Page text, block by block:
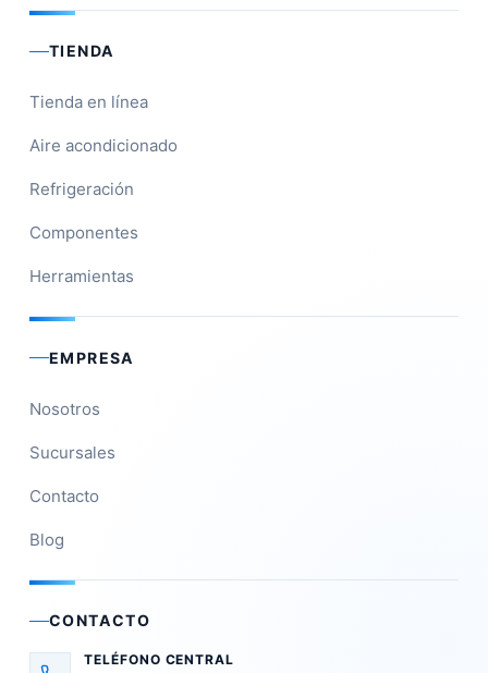
TIENDA
Tienda en línea
Aire acondicionado
Refrigeración
Componentes
Herramientas
EMPRESA
Nosotros
Sucursales
Contacto
Blog
CONTACTO
TELÉFONO CENTRAL